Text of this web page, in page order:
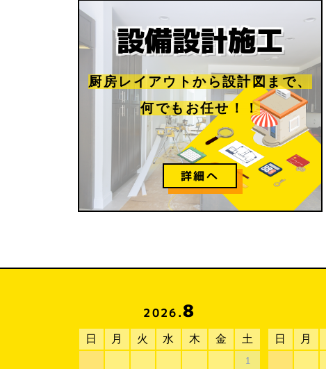
設備設計施工
厨房レイアウトから設計図まで、
何でもお任せ！！
詳細へ
2026.8
日 月 火 水 木 金 土
1
日 月